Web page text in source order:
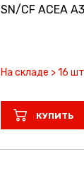
SN/CF ACEA
На складе > 16
КУПИТЬ